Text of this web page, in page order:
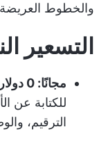
والخطوط
التسعير
مجانًا: 0 دولار أمريكي
للكتابة عن
الترقيم، والوصول إلى